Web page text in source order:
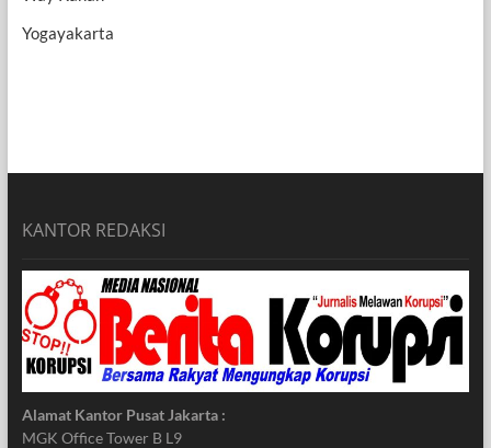
Yogayakarta
KANTOR REDAKSI
Alamat Kantor Pusat Jakarta :
MGK Office Tower B L9